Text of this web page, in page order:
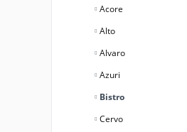
Acore
Alto
Alvaro
Azuri
Bistro
Cervo